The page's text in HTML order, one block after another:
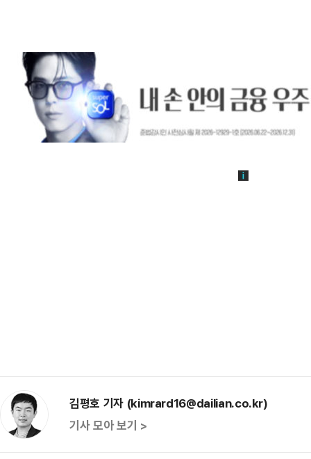
김평호 기자 (kimrard16@dailian.co.kr)
기사 모아 보기 >